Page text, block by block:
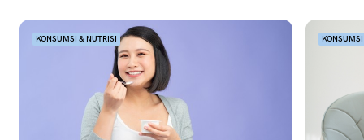
KONSUMSI & NUTRISI